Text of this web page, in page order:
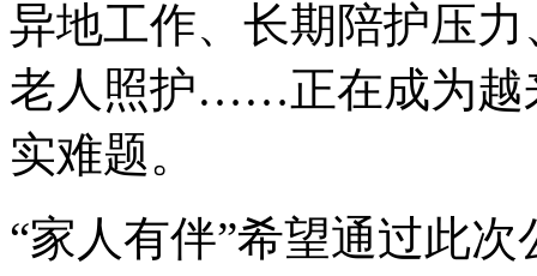
异地工作、长期陪护压
老人照护……正在成为越
实难题。
“家人有伴”希望通过此